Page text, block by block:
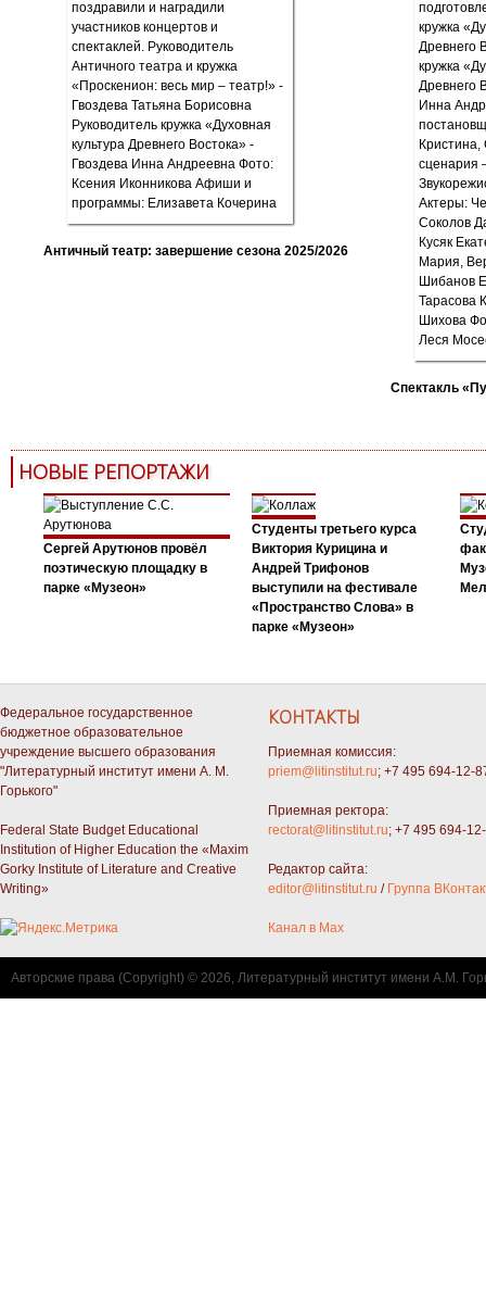
Античный театр: завершение сезона 2025/2026
Спектакль
НОВЫЕ РЕПОРТАЖИ
Сергей Арутюнов провёл
поэтическую площадку в
парке «Музеон»
Студенты третьего курса
Виктория Курицина и
Андрей Трифонов
выступили на фестивале
«Пространство Слова» в
парке «Музеон»
Федеральное государственное
бюджетное образовательное
учреждение высшего образования
"Литературный институт имени А. М.
Горького"
Federal State Budget Educational
Institution of Higher Education the «Maxim
Gorky Institute of Literature and Creative
Writing»
КОНТАКТЫ
Приемная комиссия:
priem@litinstitut.ru; +7 495 694-12-
Приемная ректора:
rectorat@litinstitut.ru; +7 495 694-
Редактор сайта:
editor@litinstitut.ru / Группа
Канал в Max
Авторские права (Copyright) © 2026, Литературный институт имени А.М.